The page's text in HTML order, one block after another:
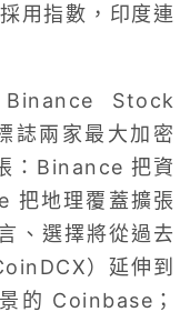
用指數，印度連
Stock
誌兩家最大加密
：Binance 把資
把地理覆蓋擴張
、選擇將從過去
）延伸到
的 Coinbase；